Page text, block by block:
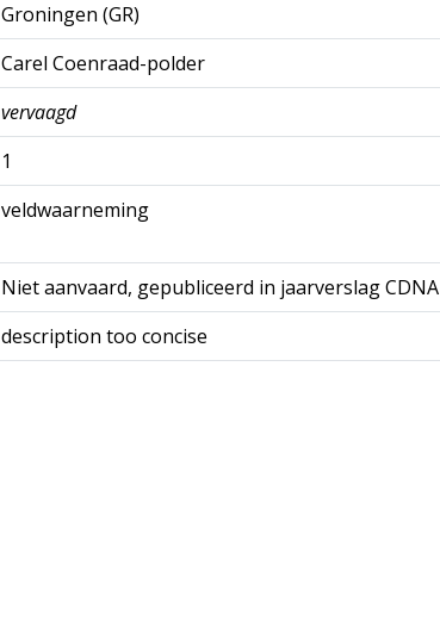
Groningen (GR)
Carel Coenraad-polder
vervaagd
1
veldwaarneming
Niet aanvaard, gepubliceerd in jaarverslag CDNA
description too concise